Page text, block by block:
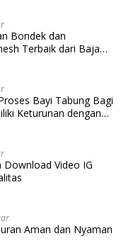
Bondek dan
Terbaik dari Baja
Bayi Tabung Bagi
Keturunan dengan
Download Video IG
Aman dan Nyaman